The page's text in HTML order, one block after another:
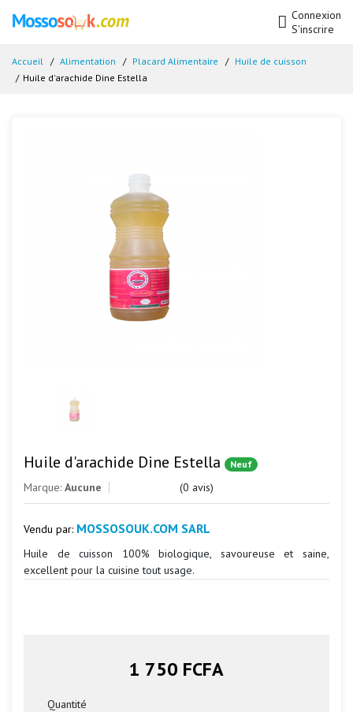
Connexion
S'inscrire
Accueil Alimentation Placard Alimentaire
Huile de cuisson
Huile d'arachide Dine Estella
Huile d'arachide Dine Estella Neuf
Marque: Aucune (0 avis)
Vendu par: MOSSOSOUK.COM SARL
Huile de cuisson 100% biologique, savoureuse et saine,
excellent pour la cuisine tout usage.
1 750 FCFA
Quantité